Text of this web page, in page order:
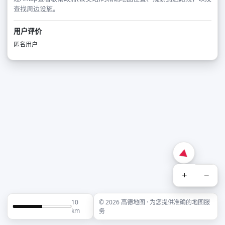
查找周边设施。
用户评价
匿名用户
+ −
10
km
© 2026 高德地图 · 为您提供准确的地图服
务